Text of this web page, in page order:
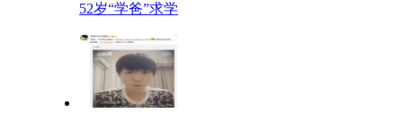
52岁“学爸”求学